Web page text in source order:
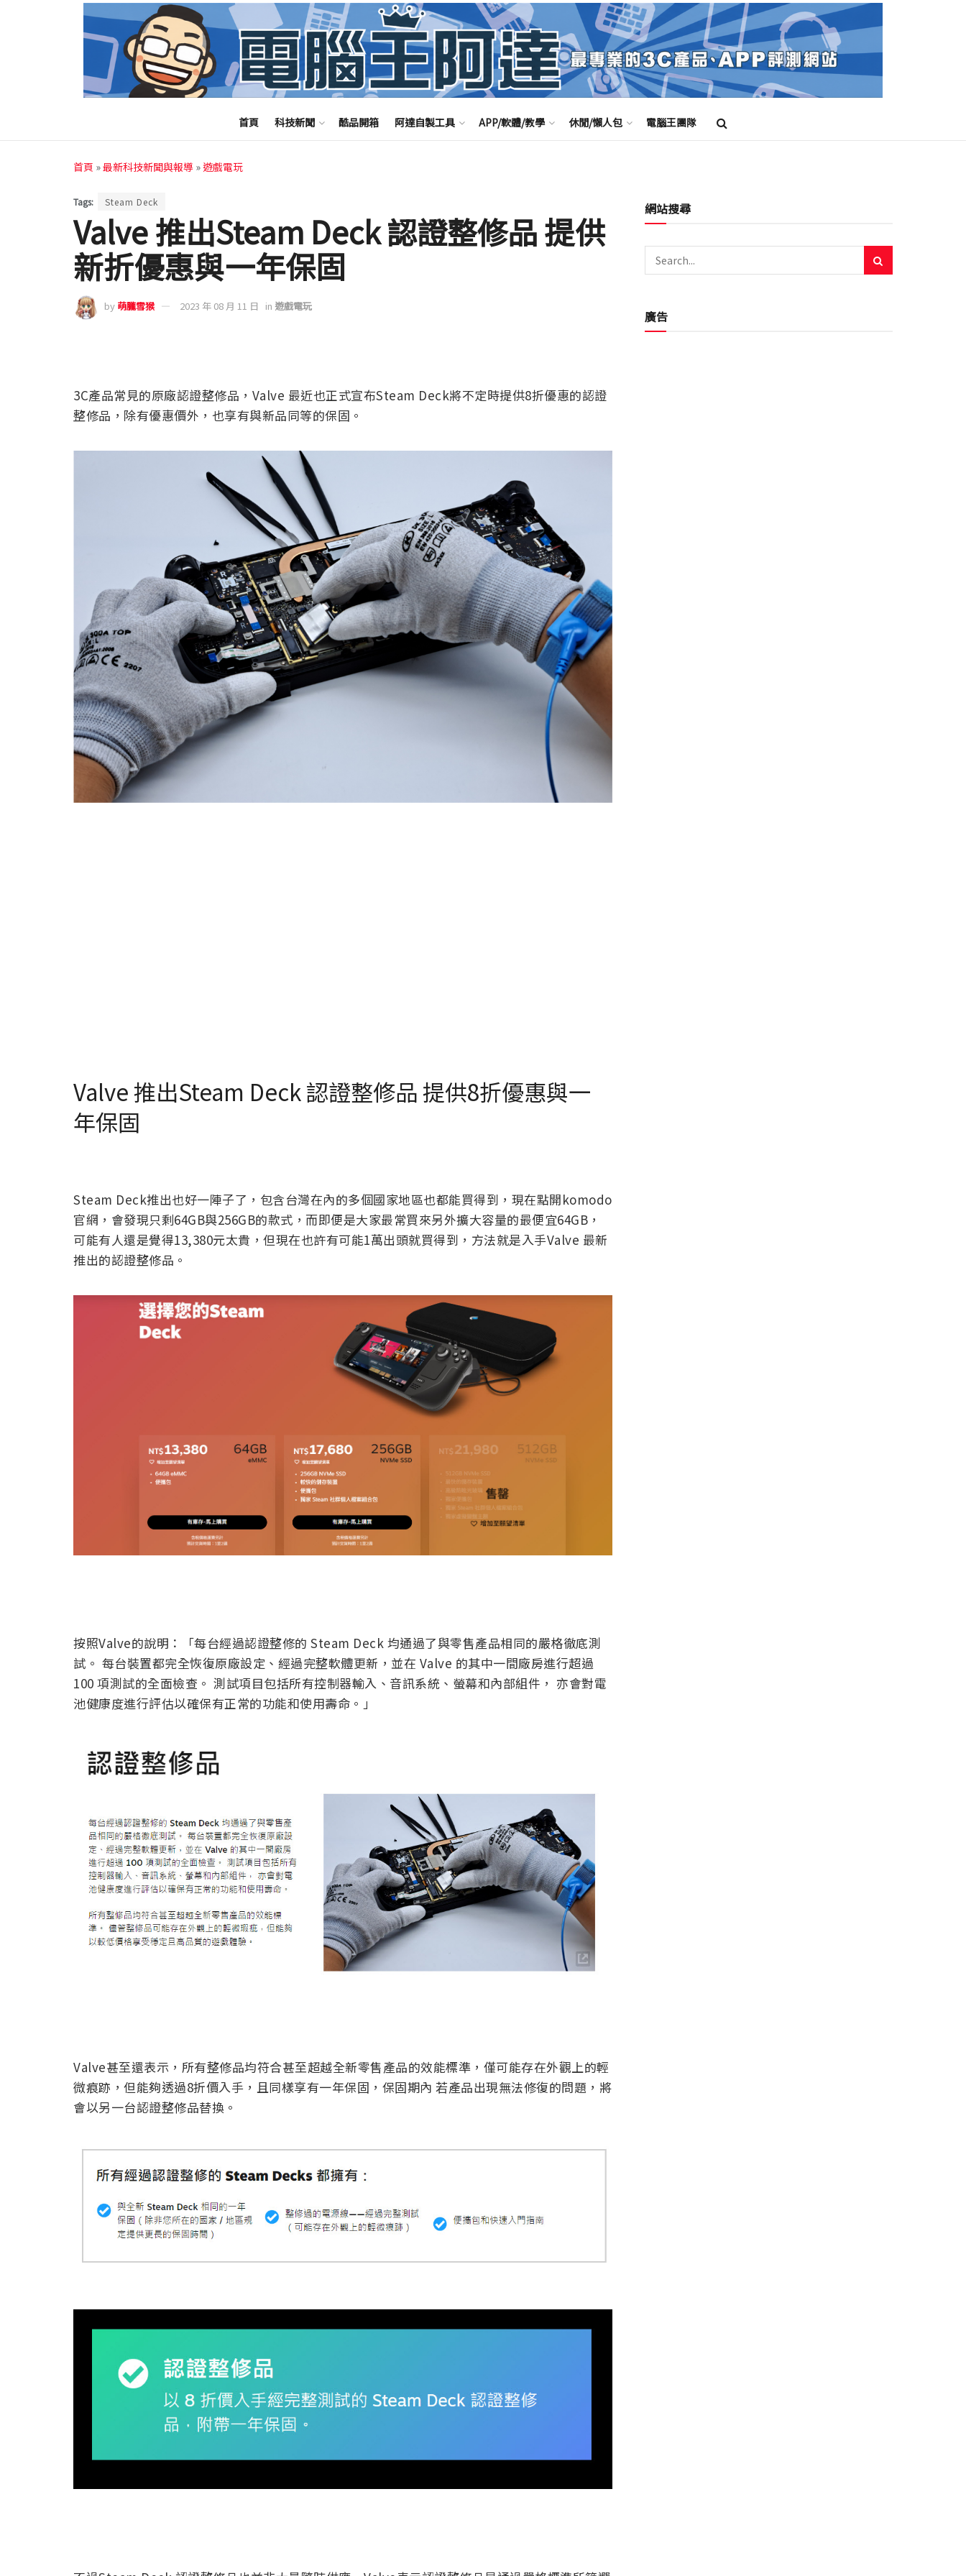
首頁 科技新聞 酷品開箱 阿達自製工具 APP/軟體/教學 休閒/懶人包 電腦王團隊
首頁 »最新科技新聞與報導 »遊戲電玩
Tags: Steam Deck
Valve 推出Steam Deck 認證整修品 提供
新折優惠與一年保固
by 萌朧雪猴 2023 年 08 月 11 日 in 遊戲電玩
3C產品常見的原廠認證整修品，Valve 最近也正式宣布Steam Deck將不定時提供8折優惠的認證
整修品，除有優惠價外，也享有與新品同等的保固。
Valve 推出Steam Deck 認證整修品 提供8折優惠與一
年保固
Steam Deck推出也好一陣子了，包含台灣在內的多個國家地區也都能買得到，現在點開komodo
官網，會發現只剩64GB與256GB的款式，而即便是大家最常買來另外擴大容量的最便宜64GB，
可能有人還是覺得13,380元太貴，但現在也許有可能1萬出頭就買得到，方法就是入手Valve 最新
推出的認證整修品。
按照Valve的說明：「每台經過認證整修的 Steam Deck 均通過了與零售產品相同的嚴格徹底測
試。 每台裝置都完全恢復原廠設定、經過完整軟體更新，並在 Valve 的其中一間廠房進行超過
100 項測試的全面檢查。 測試項目包括所有控制器輸入、音訊系統、螢幕和內部組件， 亦會對電
池健康度進行評估以確保有正常的功能和使用壽命。」
Valve甚至還表示，所有整修品均符合甚至超越全新零售產品的效能標準，僅可能存在外觀上的輕
微痕跡，但能夠透過8折價入手，且同樣享有一年保固，保固期內 若產品出現無法修復的問題，將
會以另一台認證整修品替換。
網站搜尋
廣告